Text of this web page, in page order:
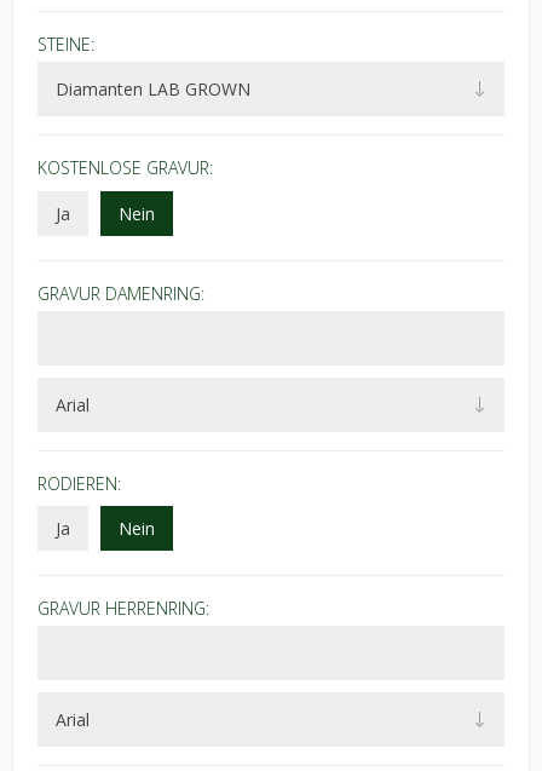
STEINE:
KOSTENLOSE GRAVUR:
Ja
Nein
GRAVUR DAMENRING:
RODIEREN:
Ja
Nein
GRAVUR HERRENRING: